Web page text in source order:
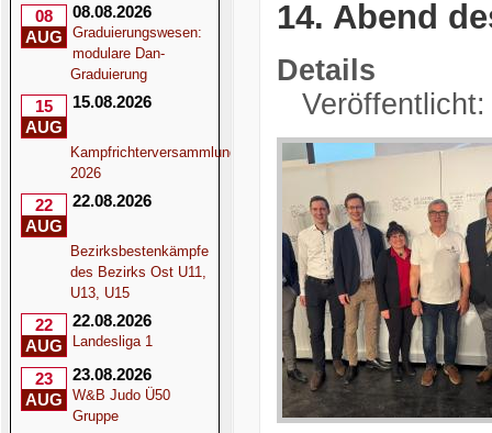
08
AUG
08.08.2026
Graduierungswesen:
modulare Dan-
Graduierung
15
AUG
15.08.2026
Kampfrichterversammlung
2026
22
AUG
22.08.2026
Bezirksbestenkämpfe
des Bezirks Ost U11,
U13, U15
22
AUG
22.08.2026
Landesliga 1
23
AUG
23.08.2026
W&B Judo Ü50
Gruppe
14. Abend
Details